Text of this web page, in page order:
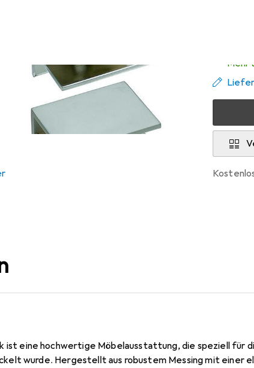
Mehr
eine hochwertige Möbelausstattung, die speziell für
wurde. Hergestellt aus robustem Messing mit einer